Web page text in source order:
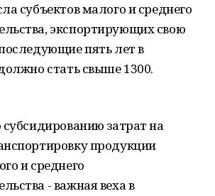
субъектов малого и среднего
экспортирующих свою
пять лет в
стать свыше 1300.
затрат на
продукции
и среднего
- важная веха в